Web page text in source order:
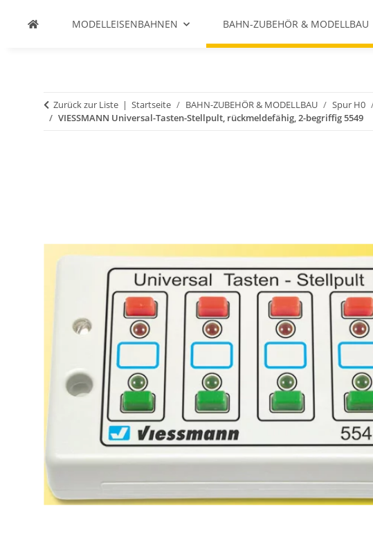
MODELLEISENBAHNEN BAHN-ZUBEHÖR & MODELLBAU
Zurück zur Liste Startseite BAHN-ZUBEHÖR & MODELLBAU Spur H0
VIESSMANN Universal-Tasten-Stellpult, rückmeldefähig, 2-begriffig 5549